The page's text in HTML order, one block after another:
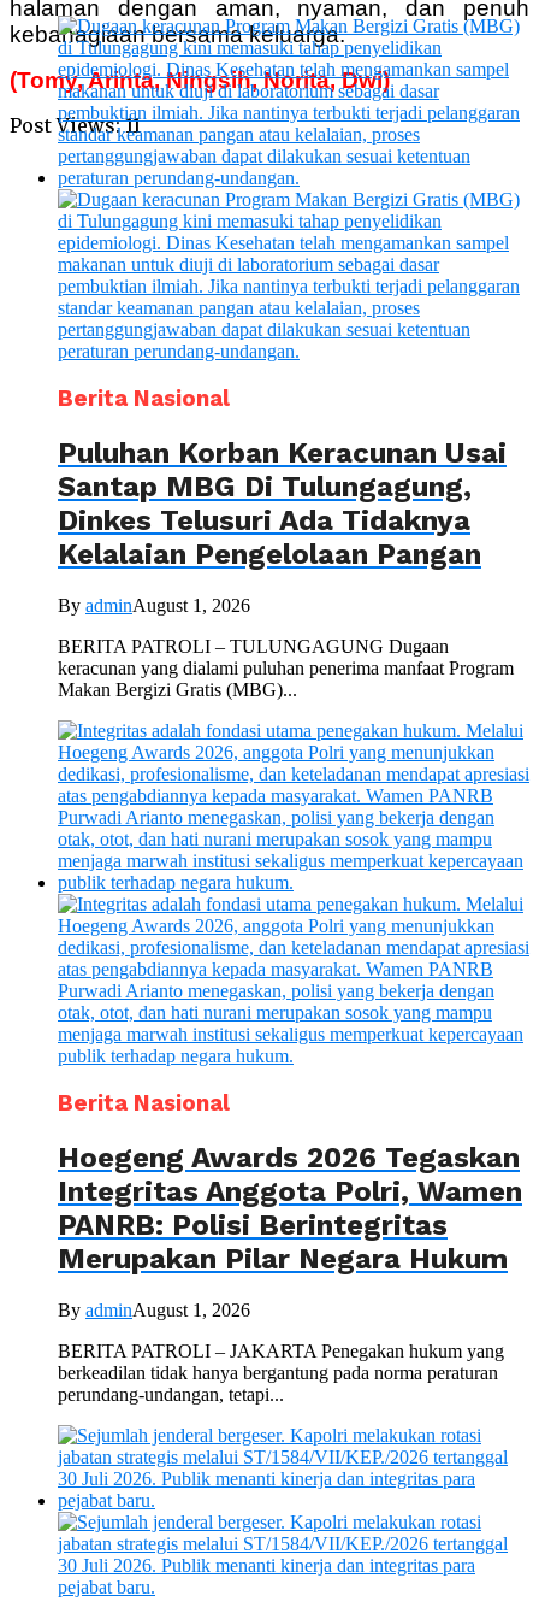
halaman dengan aman, nyaman, dan penuh
kebahagiaan bersama keluarga.
(Tomy, Arinta, Ningsih, Norita, Dwi)
Post Views: 11
Berita Nasional
Puluhan Korban Keracunan Usai
Santap MBG Di Tulungagung,
Dinkes Telusuri Ada Tidaknya
Kelalaian Pengelolaan Pangan
By adminAugust 1, 2026
BERITA PATROLI – TULUNGAGUNG Dugaan
keracunan yang dialami puluhan penerima manfaat Program
Makan Bergizi Gratis (MBG)...
Berita Nasional
Hoegeng Awards 2026 Tegaskan
Integritas Anggota Polri, Wamen
PANRB: Polisi Berintegritas
Merupakan Pilar Negara Hukum
By adminAugust 1, 2026
BERITA PATROLI – JAKARTA Penegakan hukum yang
berkeadilan tidak hanya bergantung pada norma peraturan
perundang-undangan, tetapi...